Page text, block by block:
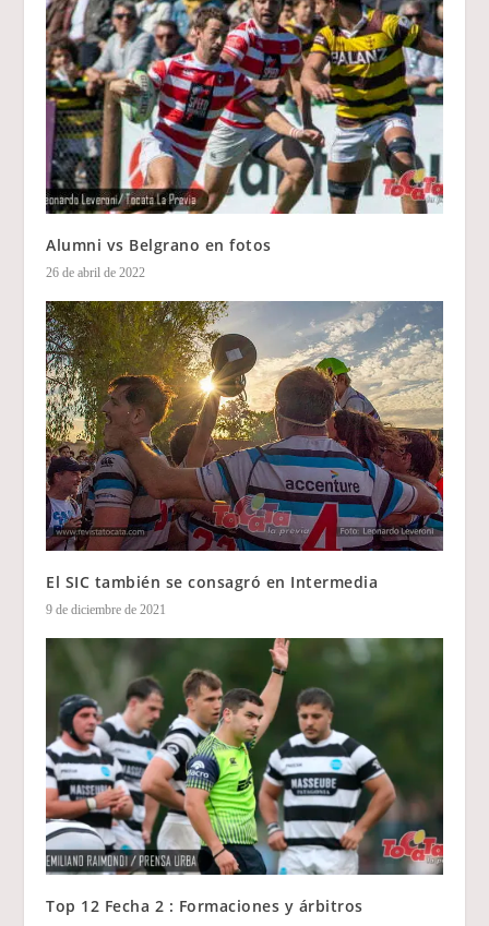
Alumni vs Belgrano en fotos
26 de abril de 2022
El SIC también se consagró en Intermedia
9 de diciembre de 2021
Top 12 Fecha 2 : Formaciones y árbitros